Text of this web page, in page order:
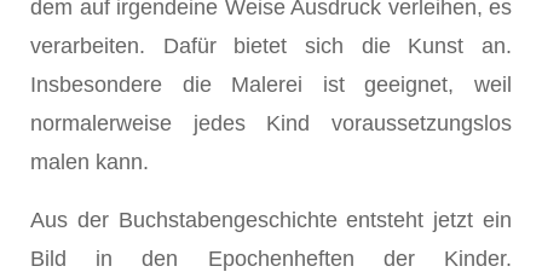
dem auf irgendeine Weise Ausdruck verleihen, es
verarbeiten. Dafür bietet sich die Kunst an.
Insbesondere die Malerei ist geeignet, weil
normalerweise jedes Kind voraussetzungslos
malen kann.
Aus der Buchstabengeschichte entsteht jetzt ein
Bild in den Epochenheften der Kinder.